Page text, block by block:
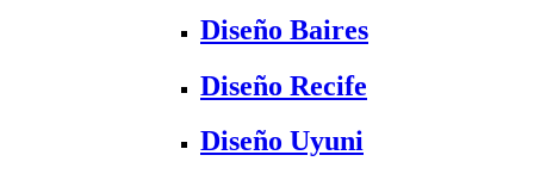
Diseño Baires
Diseño Recife
Diseño Uyuni